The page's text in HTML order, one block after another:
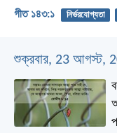
গীত ১৪৩:১ নির্ভরযোগ্যতা
শুক্রবার, 23 আগস্ট,